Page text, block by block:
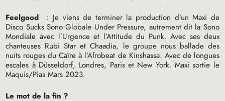
Feelgood
: Je viens de terminer la production d’un Maxi de
Disco Sucks Sono Globale Under Pressure, autrement dit la Sono
Mondiale avec l’Urgence et l’Attitude du Punk. Avec ses deux
chanteuses Rubi Star et Chaadia, le groupe nous ballade des
nuits rouges du Caïre à l’Afrobeat de Kinshassa. Avec de longues
escales à Düsseldorf, Londres, Paris et New York. Maxi sortie le
Maquis/Pias Mars 2023.
Le mot de la fin ?